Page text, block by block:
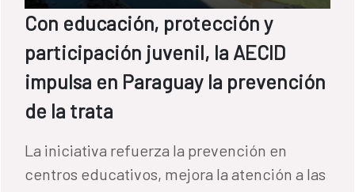
Con educación, protección y
participación juvenil, la AECID
impulsa en Paraguay la prevención
de la trata
La iniciativa refuerza la prevención en
centros educativos, mejora la atención a las